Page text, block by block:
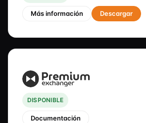
Más información Descargar
DISPONIBLE
Documentación